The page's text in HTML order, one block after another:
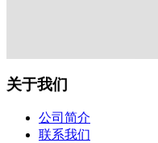
关于我们
公司简介
联系我们